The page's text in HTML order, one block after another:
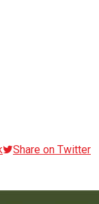
Share on Twitter